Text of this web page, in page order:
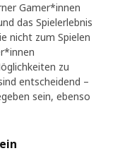
Gamer*innen
das Spielerlebnis
nicht zum Spielen
zu
entscheidend –
sein, ebenso